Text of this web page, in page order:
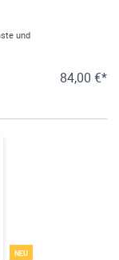
und
84,00 €*
NEU